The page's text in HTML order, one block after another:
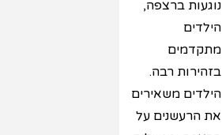
נוגעות ברצפה,
הילדים
מתקדמים
בזהירות רבה.
הילדים משאירים
את הרעשנים על